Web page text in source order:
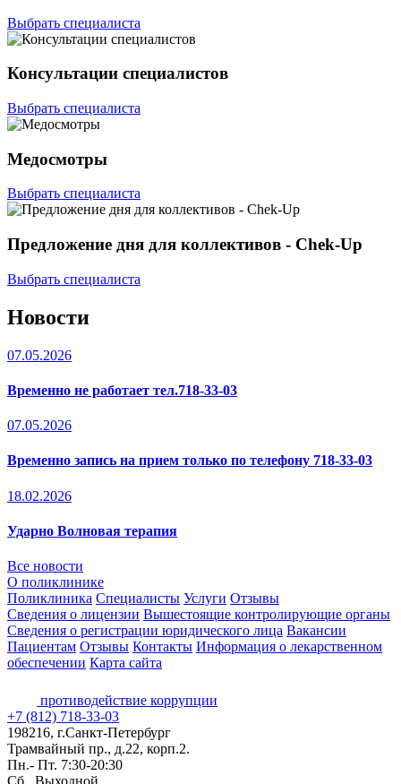
Выбрать специалиста
Консультации специалистов
Выбрать специалиста
Медосмотры
Выбрать специалиста
Предложение дня для коллективов - Chek-Up
Выбрать специалиста
Новости
07.05.2026
Временно не работает тел.718-33-03
07.05.2026
Временно запись на прием только по телефону 718-33-03
18.02.2026
Ударно Волновая терапия
Все новости
О поликлинике
Поликлиника Специалисты Услуги Отзывы
Сведения о лицензии Вышестоящие контролирующие органы
Сведения о регистрации юридического лица Вакансии
Пациентам Отзывы Контакты Информация о лекарственном
обеспечении Карта сайта
противодействие коррупции
+7 (812) 718-33-03
198216, г.Санкт-Петербург
Трамвайный пр., д.22, корп.2.
Пн.- Пт. 7:30-20:30